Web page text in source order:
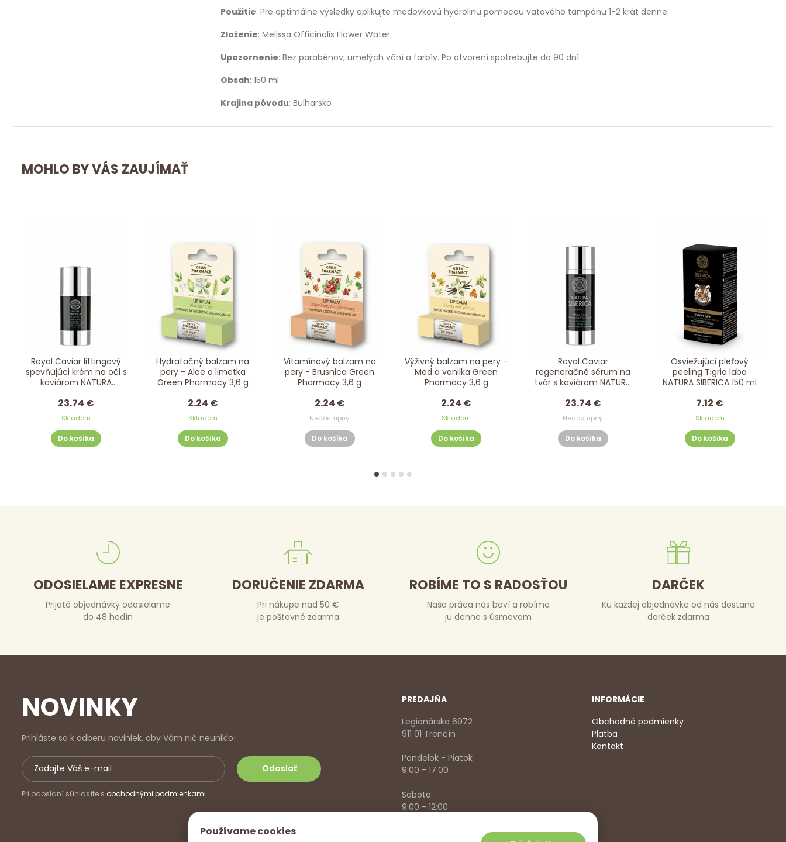
Používame cookies
Použitie: Pre optimálne výsledky aplikujte medovkovú hydrolinu pomocou vatového tampónu 1-2 krát denne.
Zloženie: Melissa Officinalis Flower Water.
Upozornenie: Bez parabénov, umelých vôní a farbív. Po otvorení spotrebujte do 90 dní.
Obsah: 150 ml
Krajina pôvodu: Bulharsko
MOHLO BY VÁS ZAUJÍMAŤ
Royal Caviar liftingový
spevňujúci krém na oči s
kaviárom NATURA
23.74 €
Skladom
Do košíka
Hydratačný balzam na
pery - Aloe a limetka
Green Pharmacy 3,6 g
2.24 €
Skladom
Do košíka
Vitamínový balzam na
pery - Brusnica Green
Pharmacy 3,6 g
2.24 €
Nedostupný
Do košíka
Výživný balzam na pery -
Med a vanilka Green
Pharmacy 3,6 g
2.24 €
Skladom
Do košíka
Royal Caviar
regeneračné sérum na
tvár s kaviárom NATURA
23.74 €
Nedostupný
Do košíka
Osviežujúci pleťový
peeling Tigria laba
NATURA SIBERICA 150 ml
7.12 €
Skladom
Do košíka
ODOSIELAME EXPRESNE
Prijaté objednávky odosielame
do 48 hodín
DORUČENIE ZDARMA
Pri nákupe nad 50 €
je poštovné zdarma
ROBÍME TO S RADOSŤOU
Naša práca nás baví a robíme
ju denne s úsmevom
DARČEK
Ku každej objednávke od nás dostane
darček zdarma
NOVINKY
Prihláste sa k odberu noviniek, aby Vám nič neuniklo!
Pri odoslaní súhlasíte s obchodnými podmienkami
PREDAJŇA
Legionárska 6972
911 01 Trenčín
Pondelok - Piatok
9:00 - 17:00
Sobota
9:00 - 12:00
+421 915 572 350,
INFORMÁCIE
Obchodné podmienky
Platba
Kontakt